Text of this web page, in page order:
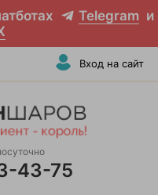
Telegram и
Вход на сайт
43-75